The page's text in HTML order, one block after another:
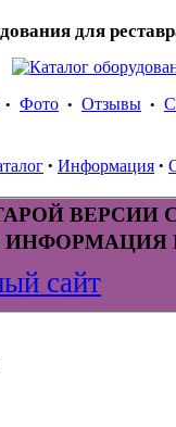
для
• Фото • Отзывы •
• Информация •
ВЕРСИИ
ИНФОРМАЦИЯ
сайт